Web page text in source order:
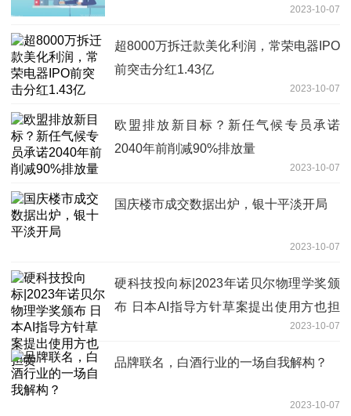
2023-10-07
超8000万拆迁款美化利润，常荣电器IPO
前突击分红1.43亿
2023-10-07
欧盟排放新目标？新任气候专员承诺
2040年前削减90%排放量
2023-10-07
国庆楼市成交数据出炉，银十平淡开局
2023-10-07
硬科技投向标|2023年诺贝尔物理学奖颁
布 日本AI指导方针草案提出使用方也担
2023-10-07
品牌联名，白酒行业的一场自我解构？
2023-10-07